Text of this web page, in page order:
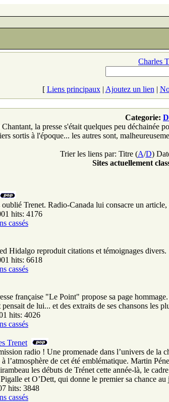
Charles
[ Liens principaux| Ajoutez un lien |
Categorie:
la presse s'était quelques peu
sortis à l'époque... les autres sont,
Trier les liens par: Titre (A/D)
Sites actuellement
Trenet. Radio-Canada lui consacre un
hits: 4176
cassés
Hidalgo reproduit citations et témoignages divers.
hits: 6618
cassés
française "Le Point" propose sa page
de lui... et des extraits de ses chansons les
hits: 4026
cassés
Trenet
radio ! Une promenade dans l’univers de
l’atmosphère de cet été emblématique. Martin
les débuts de Trénet cette année-là, le
et O’Dett, qui donne le premier sa chance au
hits: 3848
cassés